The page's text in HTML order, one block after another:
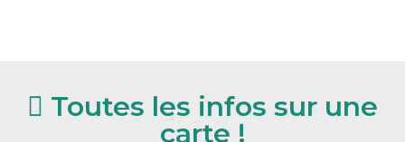
Toutes les infos sur une
carte !